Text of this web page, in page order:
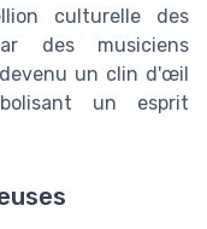
culturelle des
des musiciens
un clin d'œil
un esprit